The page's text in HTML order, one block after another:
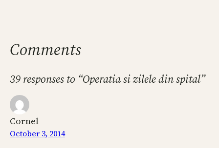
Comments
39 responses to “Operatia si zilele din spital”
Cornel
October 3, 2014